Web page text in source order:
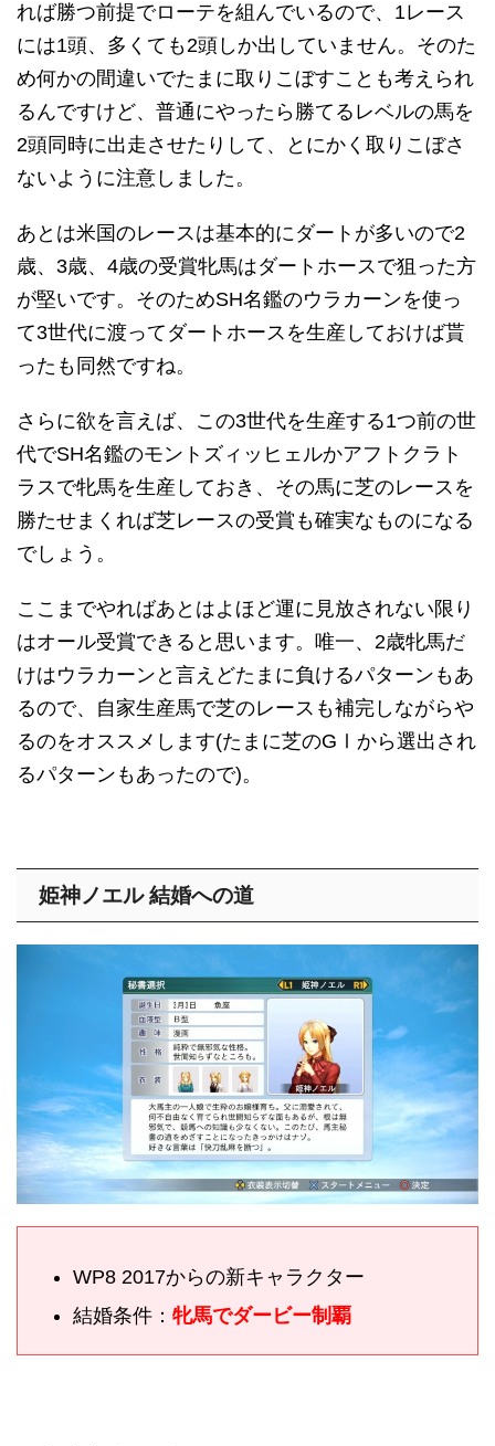
れば勝つ前提でローテを組んでいるので、1レース
には1頭、多くても2頭しか出していません。そのた
め何かの間違いでたまに取りこぼすことも考えられ
るんですけど、普通にやったら勝てるレベルの馬を
2頭同時に出走させたりして、とにかく取りこぼさ
ないように注意しました。
あとは米国のレースは基本的にダートが多いので2
歳、3歳、4歳の受賞牝馬はダートホースで狙った方
が堅いです。そのためSH名鑑のウラカーンを使っ
て3世代に渡ってダートホースを生産しておけば貰
ったも同然ですね。
さらに欲を言えば、この3世代を生産する1つ前の世
代でSH名鑑のモントズィッヒェルかアフトクラト
ラスで牝馬を生産しておき、その馬に芝のレースを
勝たせまくれば芝レースの受賞も確実なものになる
でしょう。
ここまでやればあとはよほど運に見放されない限り
はオール受賞できると思います。唯一、2歳牝馬だ
けはウラカーンと言えどたまに負けるパターンもあ
るので、自家生産馬で芝のレースも補完しながらや
るのをオススメします(たまに芝のGⅠから選出され
るパターンもあったので)。
姫神ノエル 結婚への道
WP8 2017からの新キャラクター
結婚条件： 牝馬でダービー制覇